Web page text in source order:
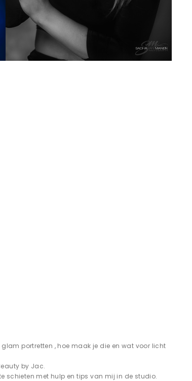
portretten , hoe maak je die en wat voor licht
by Jac.
schieten met hulp en tips van mij in de studio.